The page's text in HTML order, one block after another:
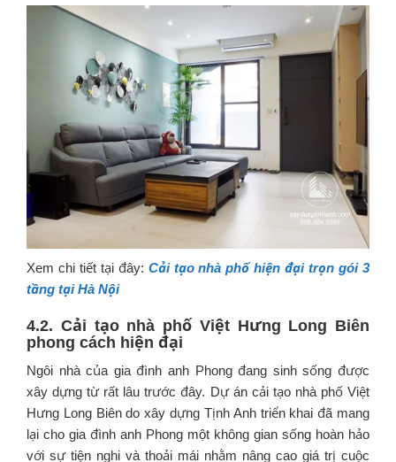
Xem chi tiết tại đây: Cải tạo nhà phố hiện đại trọn gói 3
tầng tại Hà Nội
4.2. Cải tạo nhà phố Việt Hưng Long Biên
phong cách hiện đại
Ngôi nhà của gia đình anh Phong đang sinh sống được
xây dựng từ rất lâu trước đây. Dự án cải tạo nhà phố Việt
Hưng Long Biên do xây dựng Tịnh Anh triển khai đã mang
lại cho gia đình anh Phong một không gian sống hoàn hảo
với sự tiện nghi và thoải mái nhằm nâng cao giá trị cuộc